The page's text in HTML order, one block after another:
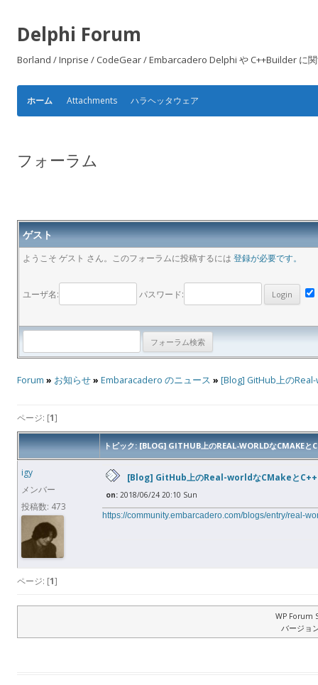
Delphi Forum
Borland / Inprise / CodeGear / Embarcadero Delphi や C++Builder に
ホーム Attachments ハラヘッタウェア
フォーラム
ゲスト
ようこそ ゲスト さん。このフォーラムに投稿するには 登録が必要です。
ユーザ名: パスワード:
Forum » お知らせ» Embaracadero のニュース » [Blog] GitHub上の
ページ: [1]
トピック: [BLOG] GITHUB上のREAL-WORLDなCMAKEと
igy
メンバー
投稿数: 473
[Blog] GitHub上のReal-worldなCMakeと
on: 2018/06/24 20:10 Sun
https://community.embarcadero.com/blogs/entry/real-
ページ: [1]
WP Forum
バージョ